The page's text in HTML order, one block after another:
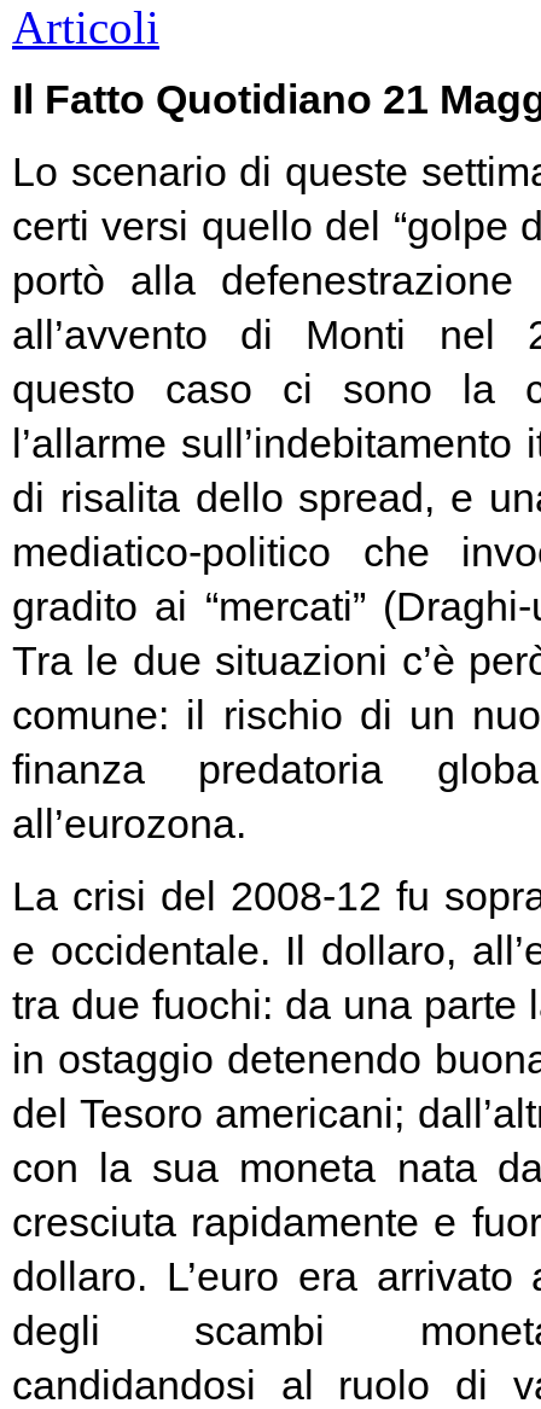
Articoli
Il Fatto Quotidiano 21
Lo scenario di queste
certi versi quello del “golpe
portò alla
all’avvento di Monti nel
questo caso ci sono la
l’allarme
di risalita dello spread, e
mediatico-politico che
gradito ai “mercati”
Tra le due situazioni c’è
comune: il rischio di un
finanza predatoria
all’eurozona.
La crisi del 2008-12 fu
e occidentale. Il dollaro,
tra due fuochi: da una parte
in ostaggio detenendo
del Tesoro americani;
con la sua moneta nata
cresciuta rapidamente e
dollaro. L’euro era
degli scambi
candidandosi al ruolo di